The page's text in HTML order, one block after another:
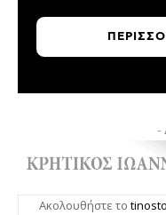
-
Ακολουθήστε το